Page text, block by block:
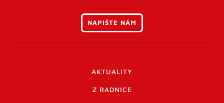
NAPIŠTE NÁM
AKTUALITY
Z RADNICE